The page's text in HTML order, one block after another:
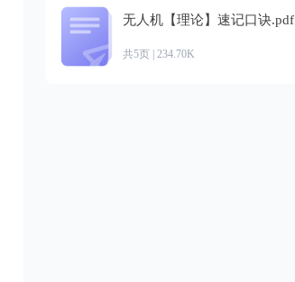
无人机【理论】速记口诀.pdf
共5页 | 234.70K